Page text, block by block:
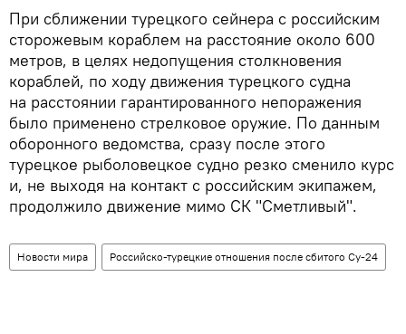
При сближении турецкого сейнера с российским
сторожевым кораблем на расстояние около 600
метров, в целях недопущения столкновения
кораблей, по ходу движения турецкого судна
на расстоянии гарантированного непоражения
было применено стрелковое оружие. По данным
оборонного ведомства, сразу после этого
турецкое рыболовецкое судно резко сменило курс
и, не выходя на контакт с российским экипажем,
продолжило движение мимо СК "Сметливый".
Новости мира Российско-турецкие отношения после сбитого Су-24